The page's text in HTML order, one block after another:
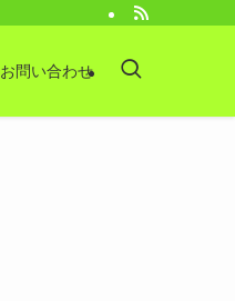
お問い合わせ